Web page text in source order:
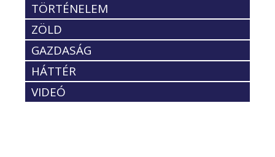
TÖRTÉNELEM
ZÖLD
GAZDASÁG
HÁTTÉR
VIDEÓ